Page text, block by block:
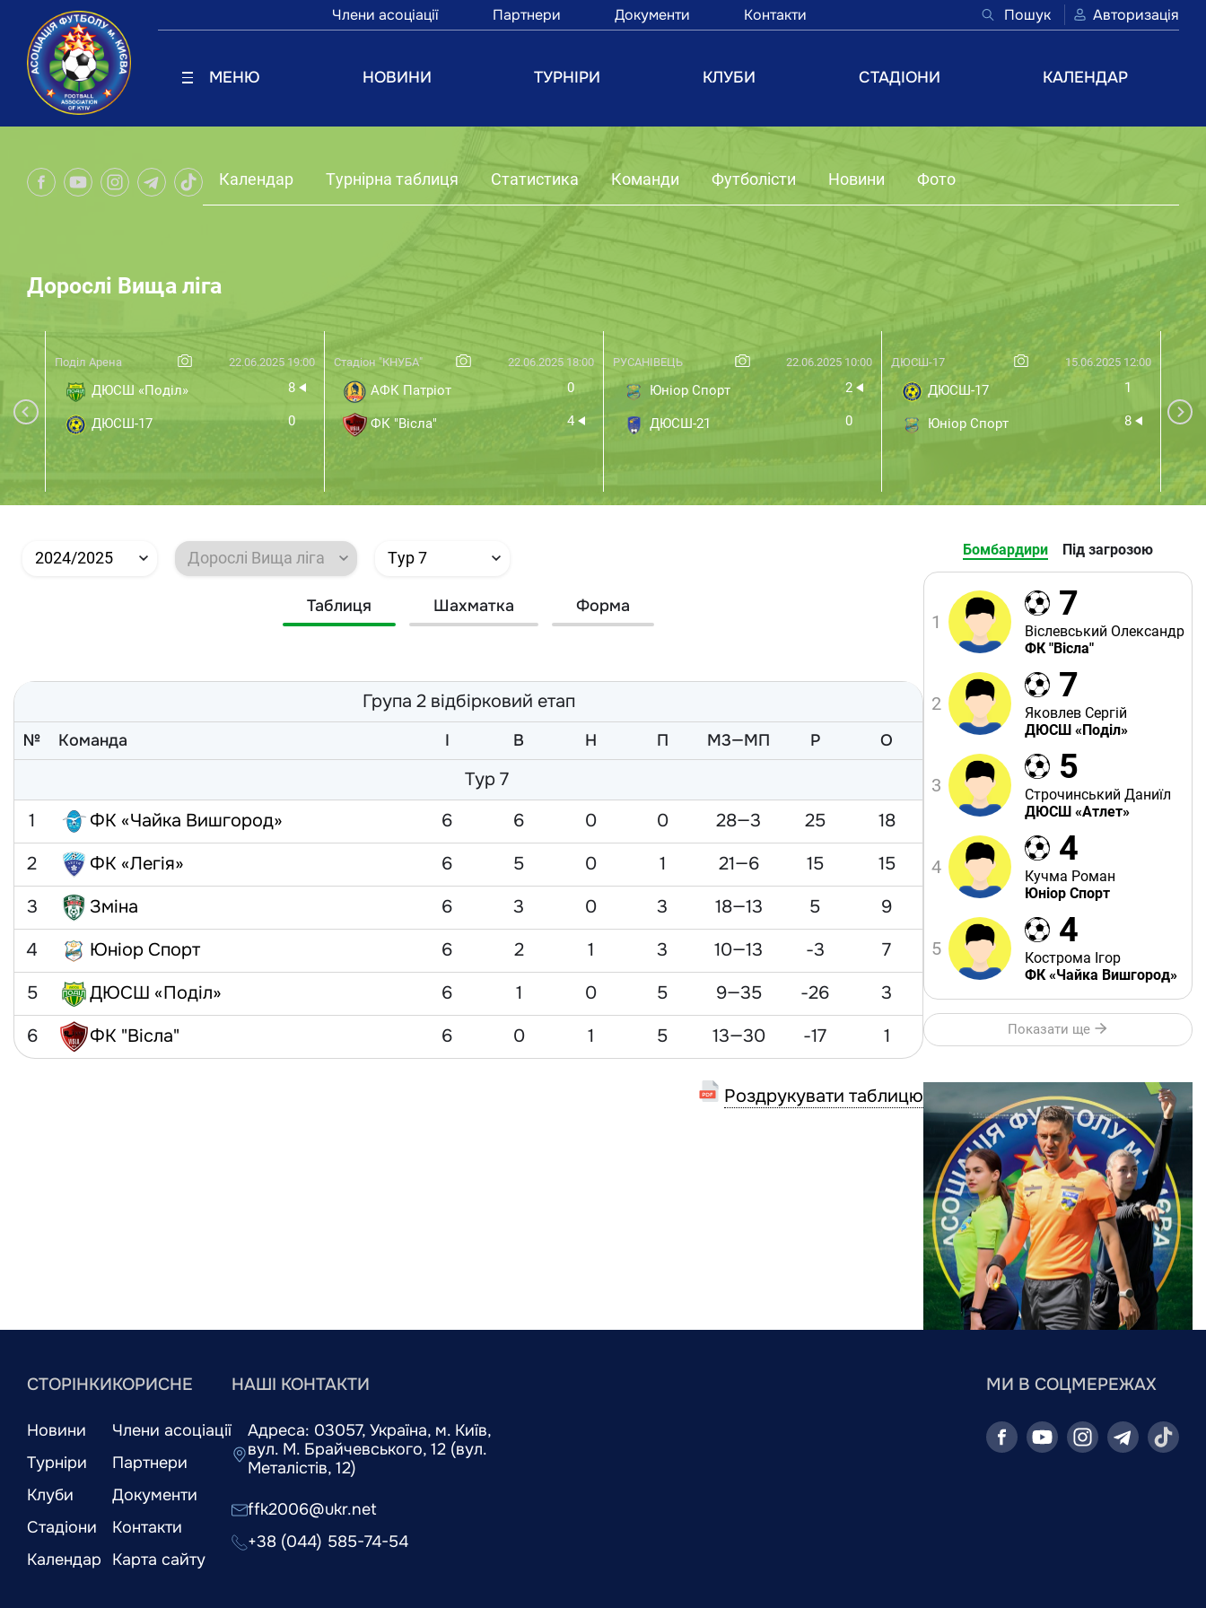
Члени асоціації Партнери Документи Контакти Пошук Авторизація
МЕНЮ НОВИНИ ТУРНІРИ КЛУБИ СТАДІОНИ КАЛЕНДАР
Календар Турнірна таблиця Статистика Команди Футболісти Новини Фото
Дорослі Вища ліга
Поділ Арена 22.06.2025 19:00
ДЮСШ «Поділ» 8
ДЮСШ-17 0
Стадіон "КНУБА" 22.06.2025 18:00
АФК Патріот 0
ФК "Вісла" 4
РУСАНІВЕЦЬ 22.06.2025 10:00
Юніор Спорт 2
ДЮСШ-21 0
ДЮСШ-17 15.06.2025 12:00
ДЮСШ-17 1
Юніор Спорт 8
2024/2025 Дорослі Вища ліга Тур 7
Таблиця Шахматка Форма
Група 2 відбірковий етап
№ Команда I В Н П М3—МП Р O
Тур 7
1
ФК «Чайка Вишгород» 6 6 0 0 28—3 25
18
2
ФК «Легія» 6 5 0 1 21—6 15
15
3
Зміна 6 3 0 3 18—13 5
9
4
Юніор Спорт 6 2 1 3 10—13 -3
7
5
ДЮСШ «Поділ» 6 1 0 5 9—35 -26
3
6
ФК "Вісла" 6 0 1 5 13—30 -17 1
Роздрукувати таблицю
Бомбардири Під загрозою
1 7
Віслевський Олександр
ФК "Вісла"
2 7
Яковлев Сергій
ДЮСШ «Поділ»
3 5
Строчинський Даниїл
ДЮСШ «Атлет»
4 4
Кучма Роман
Юніор Спорт
5 4
Кострома Ігор
ФК «Чайка Вишгород»
Показати ще
СТОРІНКИ
Новини
Турніри
Клуби
Стадіони
Календар
КОРИСНЕ
Члени асоціації
Партнери
Документи
Контакти
Карта сайту
НАШІ КОНТАКТИ
Адреса: 03057, Україна, м. Київ,
вул. М. Брайчевського, 12 (вул.
Металістів, 12)
ffk2006@ukr.net
+38 (044) 585-74-54
МИ В СОЦМЕРЕЖАХ